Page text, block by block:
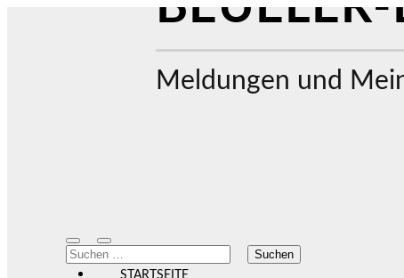
Meldungen und
Mobile-
Menü
ein-/ausblenden
Suchfeld
ein-/ausblenden
Suchen
nach:
STARTSEITE